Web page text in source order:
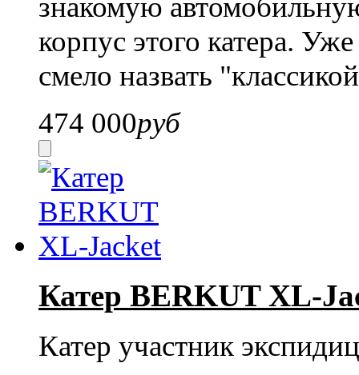
знакомую
корпус этого катера.
смело назвать
474 000руб
Катер BERKUT XL-
Катер участник